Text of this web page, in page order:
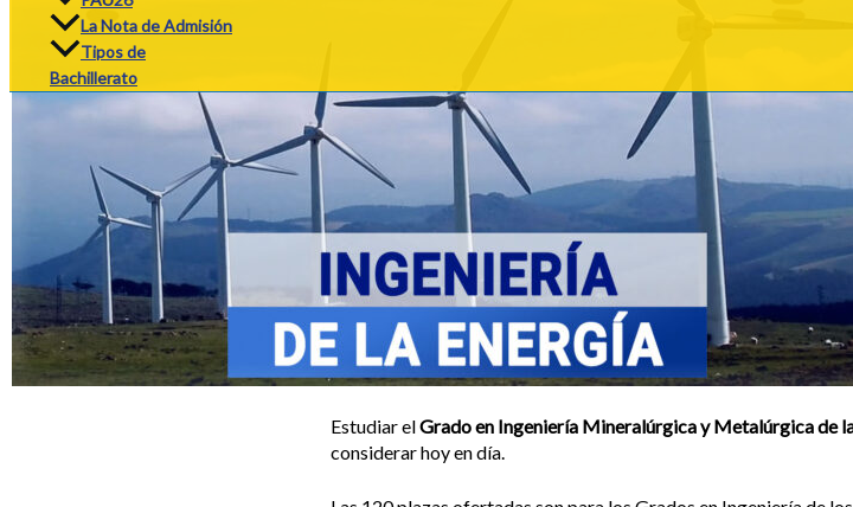
La Nota de Admisión
Tipos de
Bachillerato
Estudiar elGrado en Ingeniería Mineralúrgica y Metalúrgica de
considerar hoy en día.